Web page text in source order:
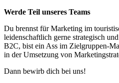
Werde Teil unseres Teams
Du brennst für Marketing im
leidenschaftlich gerne strategisch
B2C, bist ein Ass im Zielgruppen-
in der Umsetzung von
Dann bewirb dich bei uns!